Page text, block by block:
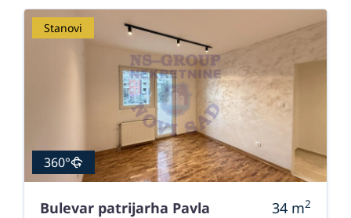
Stanovi
360°
Bulevar patrijarha Pavla 34 m2